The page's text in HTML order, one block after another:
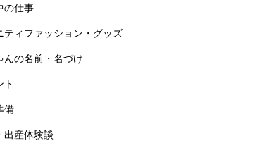
の仕事
ティファッション・グッズ
んの名前・名づけ
ト
備
出産体験談